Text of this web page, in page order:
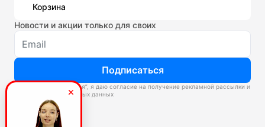
Корзина
Новости и акции только для своих
Подписаться
Нажимая “Подписаться”, я даю согласие на получение рекламной рассылки и
обработку персональных данных